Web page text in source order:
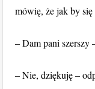
mówię, że jak by się
– Dam pani szerszy
– Nie, dziękuję –